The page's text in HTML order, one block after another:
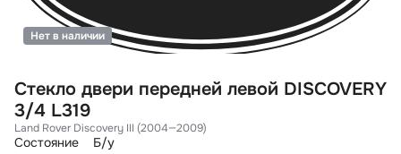
Стекло двери передней левой DISCOVERY
3/4 L319
Land Rover Discovery III (2004—2009)
Состояние
Б/у
Нет в наличии